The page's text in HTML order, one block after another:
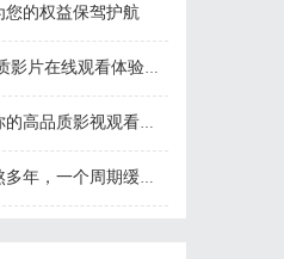
的权益保驾护航
线观看体验的全新平台
品质影视观看体验
中医：一张辨证方对症，身体找回津液